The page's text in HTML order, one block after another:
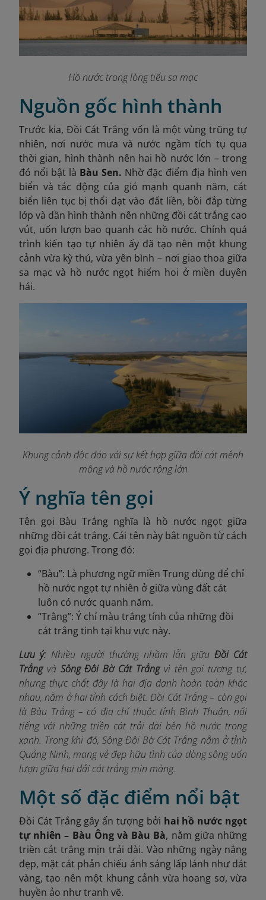
Hồ nước trong lòng tiểu sa mạc
Nguồn gốc hình thành
Trước kia, Đồi Cát Trắng vốn là một vùng trũng tự
nhiên, nơi nước mưa và nước ngầm tích tụ qua
thời gian, hình thành nên hai hồ nước lớn – trong
đó nổi bật là Bàu Sen. Nhờ đặc điểm địa hình ven
biển và tác động của gió mạnh quanh năm, cát
biển liên tục bị thổi dạt vào đất liền, bồi đắp từng
lớp và dần hình thành nên những đồi cát trắng cao
vút, uốn lượn bao quanh các hồ nước. Chính quá
trình kiến tạo tự nhiên ấy đã tạo nên một khung
cảnh vừa kỳ thú, vừa yên bình – nơi giao thoa giữa
sa mạc và hồ nước ngọt hiếm hoi ở miền duyên
hải.
Khung cảnh độc đáo với sự kết hợp giữa đồi cát mênh
mông và hồ nước rộng lớn
Ý nghĩa tên gọi
Tên gọi Bàu Trắng nghĩa là hồ nước ngọt giữa
những đồi cát trắng. Cái tên này bắt nguồn từ cách
gọi địa phương. Trong đó:
“Bàu”: Là phương ngữ miền Trung dùng để chỉ
hồ nước ngọt tự nhiên ở giữa vùng đất cát
luôn có nước quanh năm.
“Trắng”: Ý chỉ màu trắng tính của những đồi
cát trắng tinh tại khu vực này.
Lưu ý: Nhiều người thường nhầm lẫn giữa Đồi Cát
Trắngvà Sông Đôi Bờ Cát Trắngvì tên gọi tương tự,
nhưng thực chất đây là hai địa danh hoàn toàn khác
nhau, nằm ở hai tỉnh cách biệt. Đồi Cát Trắng – còn gọi
là Bàu Trắng – có địa chỉ thuộc tỉnh Bình Thuận, nổi
tiếng với những triền cát trải dài bên hồ nước trong
xanh. Trong khi đó, Sông Đôi Bờ Cát Trắng nằm ở tỉnh
Quảng Ninh, mang vẻ đẹp hữu tình của dòng sông uốn
lượn giữa hai dải cát trắng mịn màng.
Một số đặc điểm nổi bật
Đồi Cát Trắng gây ấn tượng bởi hai hồ nước ngọt
tự nhiên – Bàu Ông và Bàu Bà, nằm giữa những
triền cát trắng mịn trải dài. Vào những ngày nắng
đẹp, mặt cát phản chiếu ánh sáng lấp lánh như dát
vàng, tạo nên một khung cảnh vừa hoang sơ, vừa
huyền ảo như tranh vẽ.